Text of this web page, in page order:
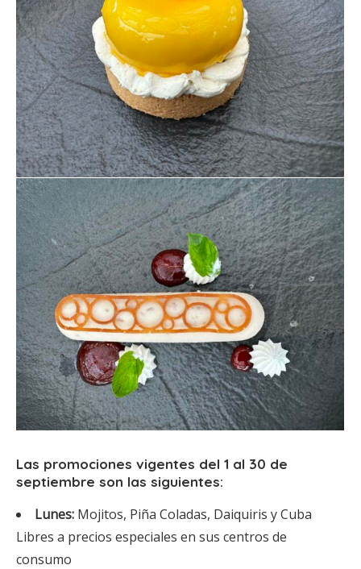
Las promociones vigentes del 1 al 30 de
septiembre son las siguientes:
Lunes: Mojitos, Piña Coladas, Daiquiris y Cuba
Libres a precios especiales en sus centros de
consumo